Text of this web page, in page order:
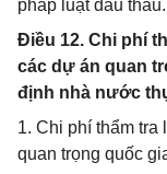
pháp luật đấu thầu.
Điều 12. Chi phí
các dự án quan
định nhà nước
1. Chi phí thẩm tra
quan trọng quốc